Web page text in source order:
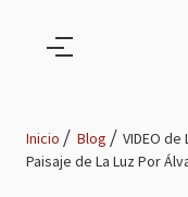
Inicio Blog
VIDEO de
Paisaje de La Luz Por